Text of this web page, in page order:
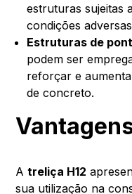
estruturas sujeitas
condições
Estruturas de
podem ser
reforçar e
de concreto.
Atreliça H12
sua utilização na